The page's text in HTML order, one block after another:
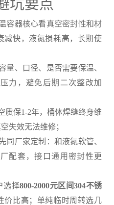
坑要点
容器核心看真空密封性和材
减快，液氮损耗高，长期使
量、口径、是否需要保温、
力，避免后期二次整改加
质保1-2年，桶体焊缝终身维
失效无法维修；
同厂家定制：和液氮软管、
配套，接口通用密封性更
选择800-2000元区间304不锈
价比高；单纯临时周转选几